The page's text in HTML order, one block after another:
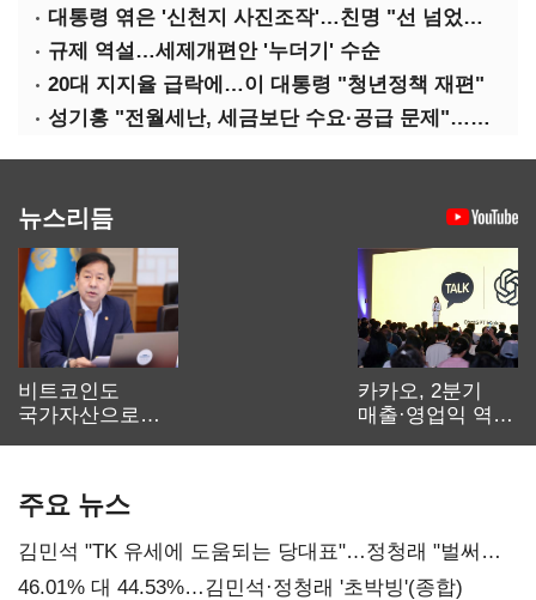
대통령 엮은 '신천지 사진조작'…친명 "선 넘었다" 격앙
규제 역설…세제개편안 '누더기' 수순
20대 지지율 급락에…이 대통령 "청년정책 재편"
성기홍 "전월세난, 세금보단 수요·공급 문제"…닥공 시사
뉴스리듬
비트코인도
국가자산으로…'
카카오, 2분기
매출·영업익 역대
주요 뉴스
김민석 "TK 유세에 도움되는 당대표"…정청래 "벌써
대표된 양 당직 배분"
46.01% 대 44.53%…김민석·정청래 '초박빙'(종합)